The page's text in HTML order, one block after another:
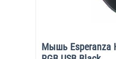
Мышь Esperanza